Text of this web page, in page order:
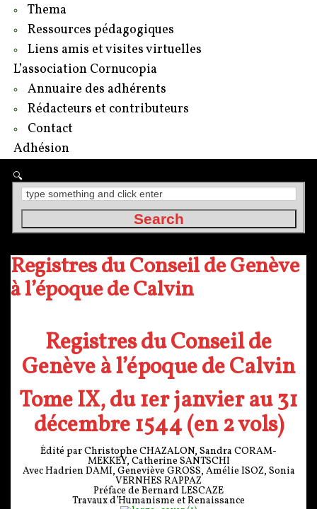
Thema
Ressources pédagogiques
Liens amis et visites virtuelles
L’association Cornucopia
Annuaire des adhérents
Rédacteurs et contributeurs
Contact
Adhésion
Registres du Conseil de Genève
à l’époque de Calvin
Registres du Conseil de
Genève à l’époque de Calvin
Tome IX, du 1er janvier au 31
décembre 1544 (en 2 vols)
Édité par Christophe CHAZALON, Sandra CORAM-
MEKKEY, Catherine SANTSCHI
Avec Hadrien DAMI, Geneviève GROSS, Amélie ISOZ, Sonia
VERNHES RAPPAZ
Préface de Bernard LESCAZE
Travaux d’Humanisme et Renaissance